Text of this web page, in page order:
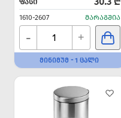
ᲤᲐᲡᲘ
1610-2607 ᲛᲐᲠᲐᲒᲨᲘᲐ
- +
ᲛᲘᲜᲘᲛᲣᲛ - 1 ᲪᲐᲚᲘ